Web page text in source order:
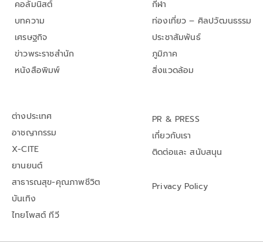
คอลัมนิสต์
บทความ
เศรษฐกิจ
ข่าวพระราชสำนัก
หนังสือพิมพ์
กีฬา
ท่องเที่ยว – ศิลปวัฒนธรรม
ประชาสัมพันธ์
ภูมิภาค
สิ่งแวดล้อม
ต่างประเทศ
อาชญากรรม
X-CITE
ยานยนต์
สาธารณสุข-คุณภาพชีวิต
บันเทิง
ไทยโพสต์ ทีวี
PR & PRESS
เกี่ยวกับเรา
ติดต่อและ สนับสนุน
Privacy Policy